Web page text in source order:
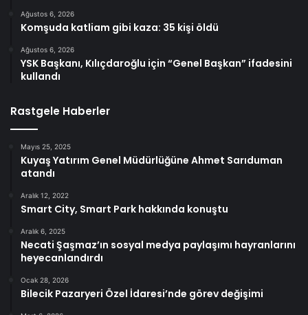
Ağustos 6, 2026
Komşuda katliam gibi kaza: 35 kişi öldü
Ağustos 6, 2026
YSK Başkanı, Kılıçdaroğlu için “Genel Başkan” ifadesini
kullandı
Rastgele Haberler
Mayıs 25, 2025
Kuyaş Yatırım Genel Müdürlüğüne Ahmet Sarıduman
atandı
Aralık 12, 2022
Smart City, Smart Park hakkında konuştu
Aralık 6, 2025
Necati Şaşmaz’ın sosyal medya paylaşımı hayranlarını
heyecanlandırdı
Ocak 28, 2026
Bilecik Pazaryeri Özel İdaresi’nde görev değişimi